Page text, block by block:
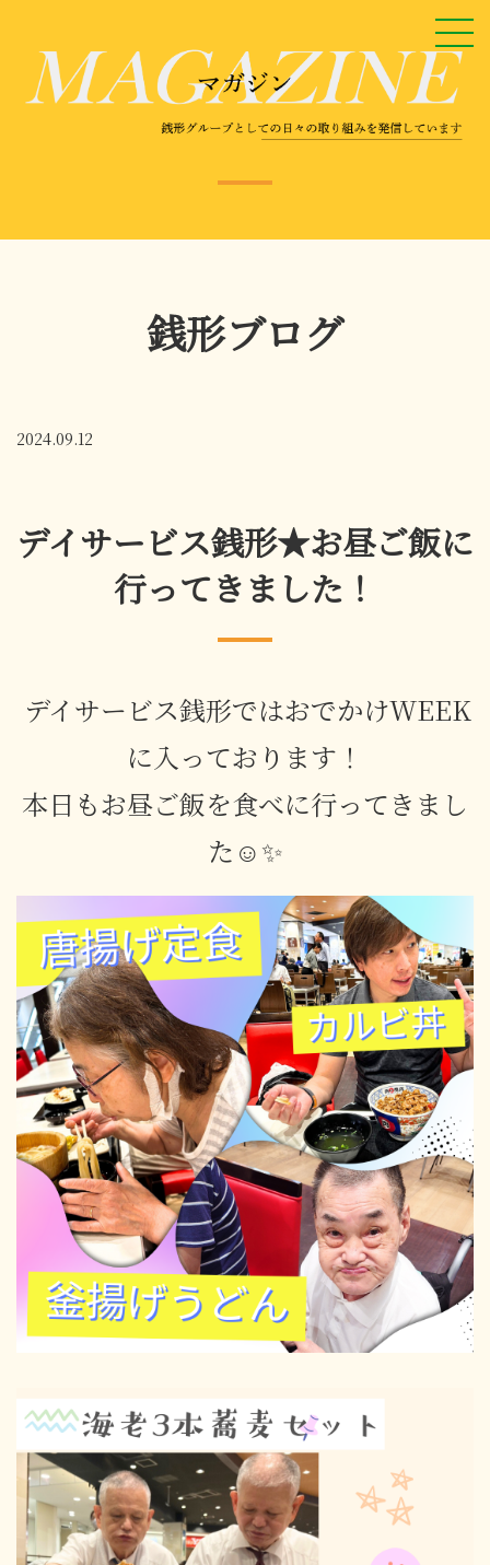
銭形ブログ
2024.09.12
デイサービス銭形★お昼ご飯に
行ってきました！
デイサービス銭形ではおでかけWEEK
に入っております！
本日もお昼ご飯を食べに行ってきまし
た☺✨